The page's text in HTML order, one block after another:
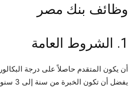
وظائف بنك مصر
1. الشروط العامة
أن يكون المتقدم حاصلاً على درجة
يفضل أن